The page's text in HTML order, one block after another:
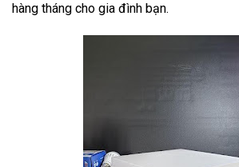
hàng tháng cho gia đình bạn.